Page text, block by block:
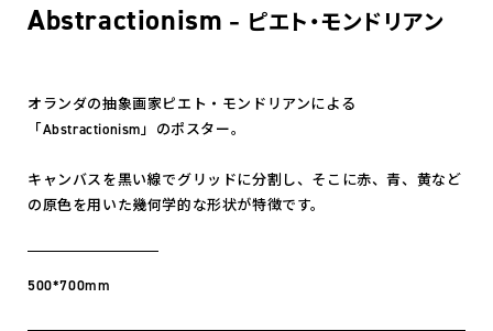
Abstractionism – ピエト・モンドリアン
オランダの抽象画家ピエト・モンドリアンによる
「Abstractionism」のポスター。
キャンバスを黒い線でグリッドに分割し、そこに赤、青、黄など
の原色を用いた幾何学的な形状が特徴です。
500*700mm